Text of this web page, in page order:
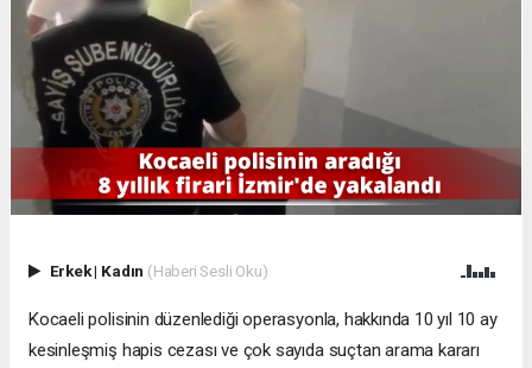
Erkek| Kadın (Haberi Sesli Oku)
Kocaeli polisinin düzenlediği operasyonla, hakkında 10 yıl 10 ay
kesinleşmiş hapis cezası ve çok sayıda suçtan arama kararı